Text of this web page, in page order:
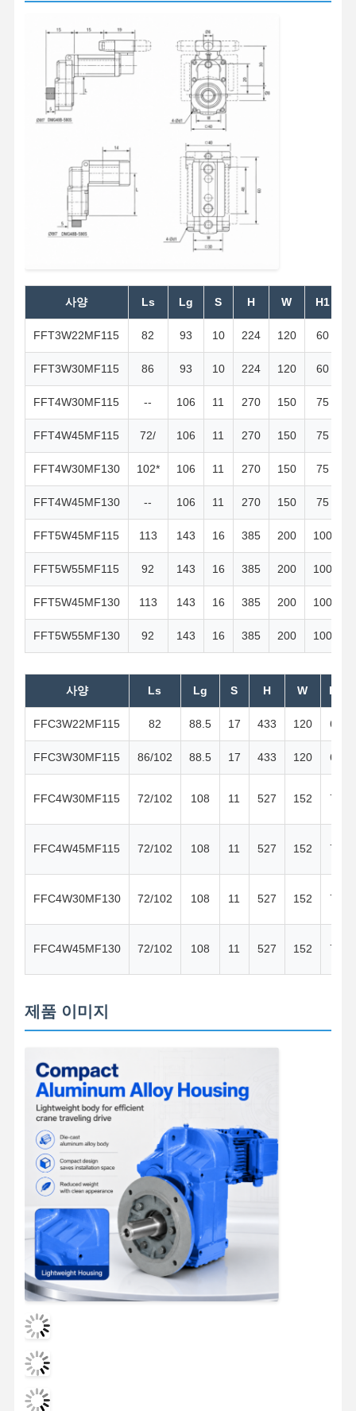
기어 모터 및 브레이크
감아 올리기
리프팅 장치
크레인 용품
사양 Ls Lg S H W H1
FFT3W22MF115 82 93 10 224 120 60
FFT3W30MF115 86 93 10 224 120 60
FFT4W30MF115 -- 106 11 270 150 75
FFT4W45MF115 72/ 106 11 270 150 75
FFT4W30MF130 102* 106 11 270 150 75
FFT4W45MF130 -- 106 11 270 150 75
FFT5W45MF115 113 143 16 385 200 100
FFT5W55MF115 92 143 16 385 200 100
FFT5W45MF130 113 143 16 385 200 100
FFT5W55MF130 92 143 16 385 200 100
사양 Ls Lg S H W H1
FFC3W22MF115 82 88.5 17 433 120 60
FFC3W30MF115 86/102 88.5 17 433 120 60
FFC4W30MF115 72/102 108 11 527 152 76
FFC4W45MF115 72/102 108 11 527 152 76
FFC4W30MF130 72/102 108 11 527 152 76
FFC4W45MF130 72/102 108 11 527 152 76
제품 이미지